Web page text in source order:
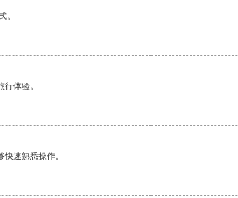
。
体验。
速熟悉操作。